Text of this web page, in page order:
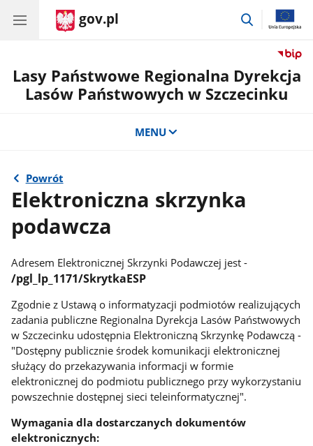
gov.pl
przejdź
Lasy Państwowe Regionalna Dyrekcja
Lasów Państwowych w Szczecinku
MENU
Powrót
Elektroniczna skrzynka
podawcza
Adresem Elektronicznej Skrzynki Podawczej jest -
/pgl_lp_1171/SkrytkaESP
Zgodnie z Ustawą o informatyzacji podmiotów realizujących
zadania publiczne Regionalna Dyrekcja Lasów Państwowych
w Szczecinku udostępnia Elektroniczną Skrzynkę Podawczą -
"Dostępny publicznie środek komunikacji elektronicznej
służący do przekazywania informacji w formie
elektronicznej do podmiotu publicznego przy wykorzystaniu
powszechnie dostępnej sieci teleinformatycznej".
Wymagania dla dostarczanych dokumentów
elektronicznych: